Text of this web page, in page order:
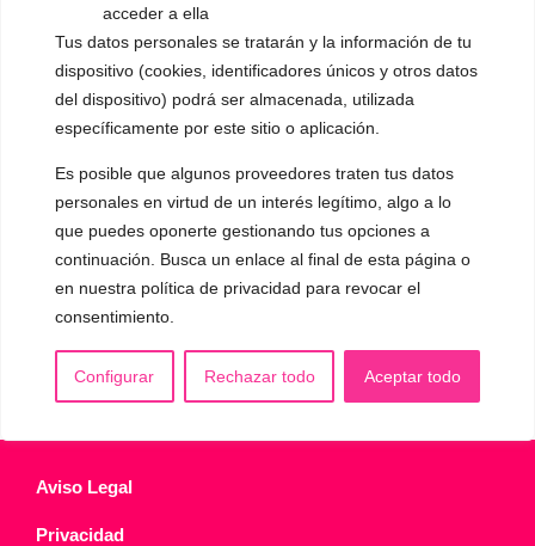
acceder a ella
Tus datos personales se tratarán y la información de tu
dispositivo (cookies, identificadores únicos y otros datos
del dispositivo) podrá ser almacenada, utilizada
específicamente por este sitio o aplicación.
Es posible que algunos proveedores traten tus datos
personales en virtud de un interés legítimo, algo a lo
que puedes oponerte gestionando tus opciones a
continuación. Busca un enlace al final de esta página o
en nuestra política de privacidad para revocar el
consentimiento.
Configurar Rechazar todo Aceptar todo
▪️ Voz virilizada por esteroides
▪️ Modificación del acento
🟥 CIRUGÍA: Glotoplastia
CONTACTO Y CITAS
✅Pide tu CITA ONLINE
WhatsApp :+34 625 14 46 47
Email :contacto@femivoz.es
Aviso Legal
Privacidad